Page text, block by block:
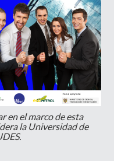
en el marco de esta
la Universidad de